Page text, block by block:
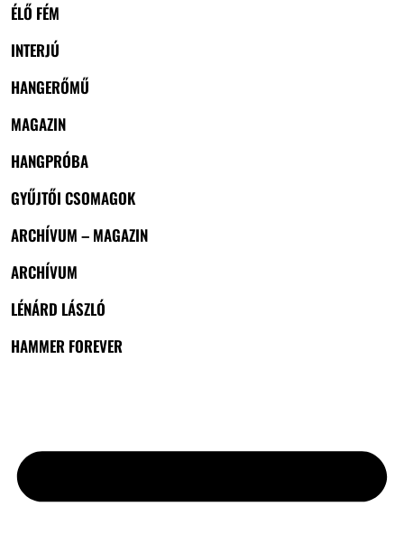
ÉLŐ FÉM
INTERJÚ
HANGERŐMŰ
MAGAZIN
HANGPRÓBA
GYŰJTŐI CSOMAGOK
ARCHÍVUM – MAGAZIN
ARCHÍVUM
LÉNÁRD LÁSZLÓ
HAMMER FOREVER